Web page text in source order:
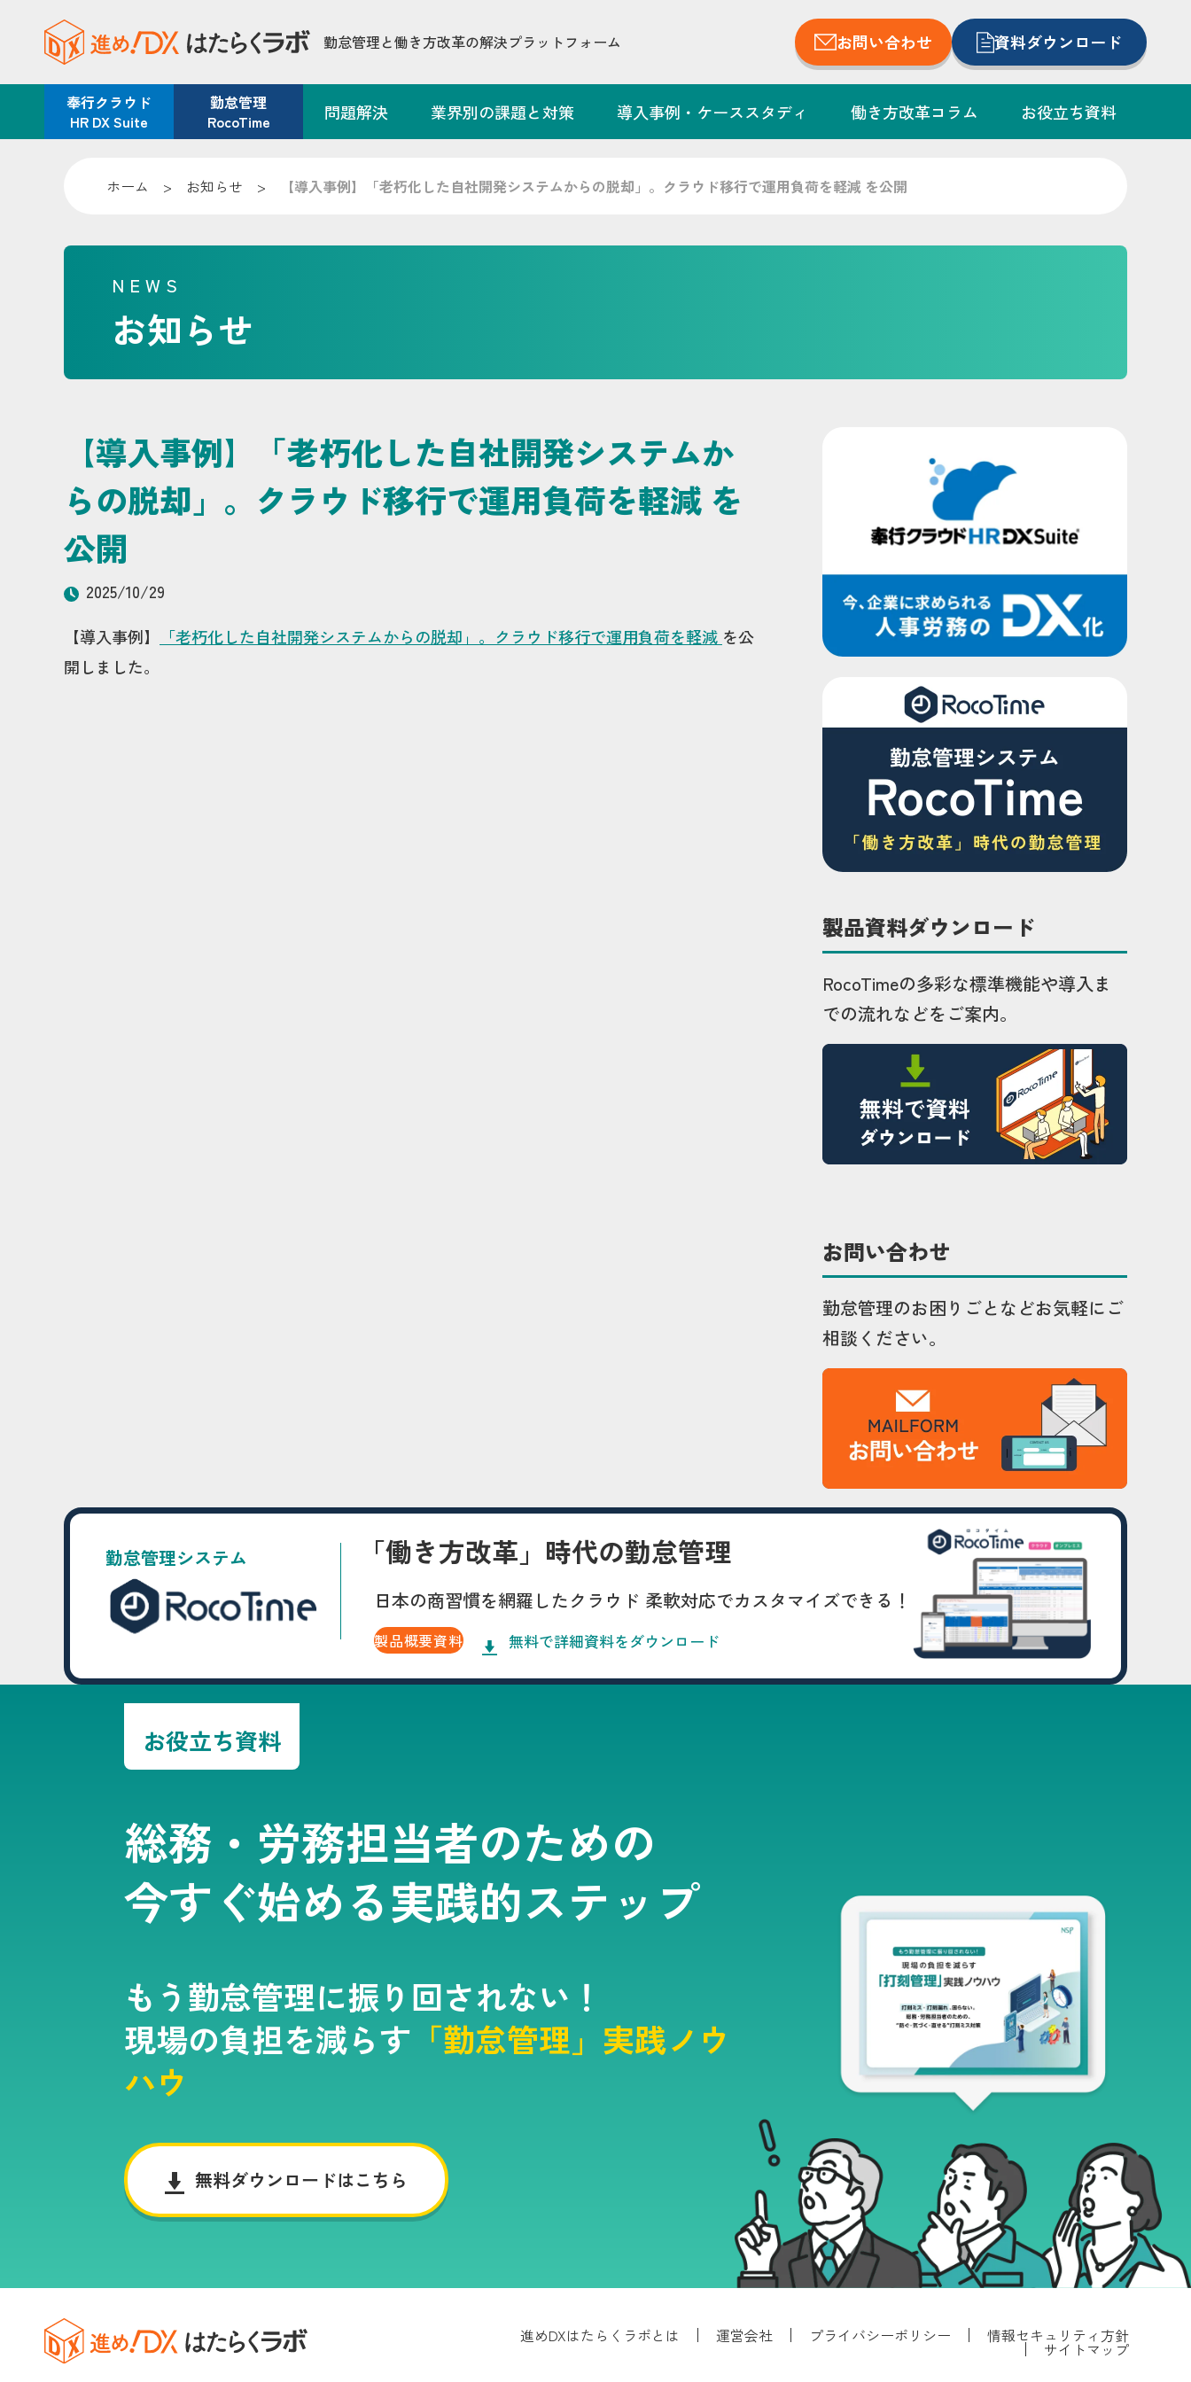
勤怠管理と働き方改革の解決プラットフォーム お問い合わせ 資料ダウンロード
奉行クラウド
HR DX Suite
勤怠管理
RocoTime
問題解決 業界別の課題と対策 導入事例・ケーススタディ 働き方改革コラム お役立ち資料
ホーム > お知らせ > 【導入事例】「老朽化した自社開発システムからの脱却」。クラウド移行で運用負荷を軽減 を公開
NEWS
お知らせ
【導入事例】「老朽化した自社開発システムか
らの脱却」。クラウド移行で運用負荷を軽減 を
公開
2025/10/29
【導入事例】
「老朽化した自社開発システムからの脱却」。クラウド移行で運用負荷を軽減 を公
開しました。
製品資料ダウンロード
RocoTimeの多彩な標準機能や導入ま
での流れなどをご案内。
お問い合わせ
勤怠管理のお困りごとなどお気軽にご
相談ください。
勤怠管理システム 「働き方改革」時代の勤怠管理
日本の商習慣を網羅したクラウド 柔軟対応でカスタマイズできる！
製品概要資料 無料で詳細資料をダウンロード
お役立ち資料
総務・労務担当者のための
今すぐ始める実践的ステップ
もう勤怠管理に振り回されない！
現場の負担を減らす 「勤怠管理」実践ノウ
ハウ
無料ダウンロードはこちら
進めDXはたらくラボとは 運営会社 プライバシーポリシー 情報セキュリティ方針
サイトマップ